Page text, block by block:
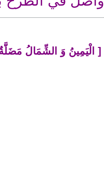
[ الْيَمِينُ وَ الشِّمَالُ